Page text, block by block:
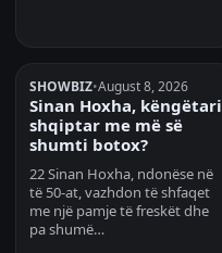
SHOWBIZ•August 8, 2026
Sinan Hoxha, këngëtari
shqiptar me më së
shumti botox?
22 Sinan Hoxha, ndonëse në
të 50-at, vazhdon të shfaqet
me një pamje të freskët dhe
pa shumë…